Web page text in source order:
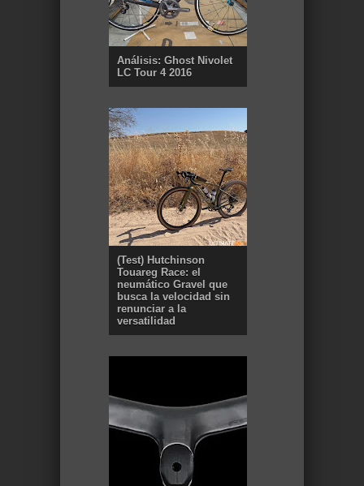
Análisis: Ghost Nivolet
LC Tour 4 2016
(Test) Hutchinson
Touareg Race: el
neumático Gravel que
busca la velocidad sin
renunciar a la
versatilidad